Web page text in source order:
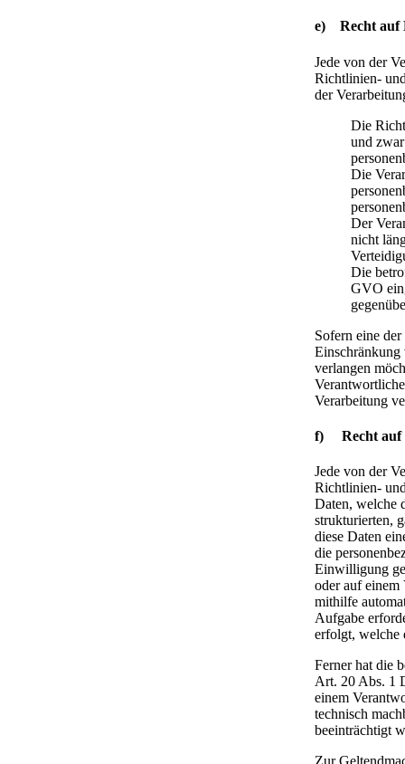
e) Recht auf
Jede von der
Richtlinien-
der
Die
und
Die
Der
nicht
Die
GVO
Sofern eine
Einschränkung
verlangen
Verarbeitung
f) Recht auf
Jede von der
Richtlinien-
Daten, welche
strukturierten,
diese Daten
die
Einwilligung
oder auf
mithilfe
Aufgabe
erfolgt, welche
Ferner hat die
Art. 20 Abs. 1
einem
technisch
beeinträchtigt